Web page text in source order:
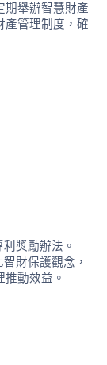
期舉辦智慧財產
產管理制度，確
獎勵辦法。
財保護觀念，
動效益。